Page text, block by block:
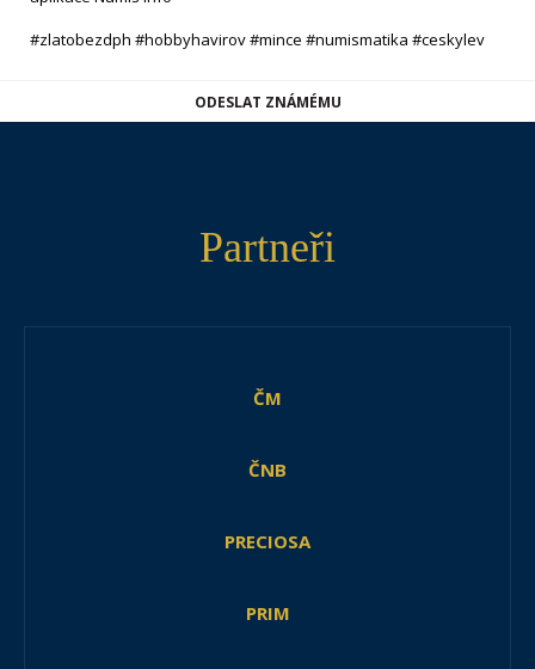
#zlatobezdph #hobbyhavirov #mince #numismatika #ceskylev
ODESLAT ZNÁMÉMU
Partneři
ČM
ČNB
PRECIOSA
PRIM